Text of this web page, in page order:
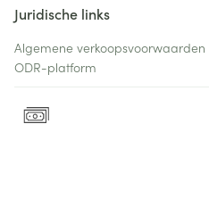
Juridische links
Algemene verkoopsvoorwaarden
ODR-platform